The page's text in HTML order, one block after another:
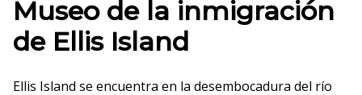
Museo de la inmigración
de Ellis Island
Ellis Island se encuentra en la desembocadura del río